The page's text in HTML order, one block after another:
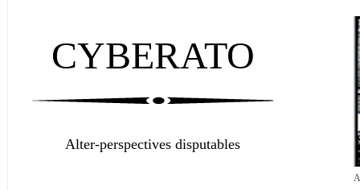
CYBERATO
Alter-perspectives disputables